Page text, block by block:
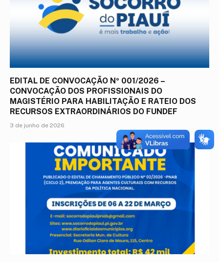
EDITAL DE CONVOCAÇÃO Nº 001/2026 –
CONVOCAÇÃO DOS PROFISSIONAIS DO
MAGISTÉRIO PARA HABILITAÇÃO E RATEIO DOS
RECURSOS EXTRAORDINÁRIOS DO FUNDEF
3 de junho de 2026